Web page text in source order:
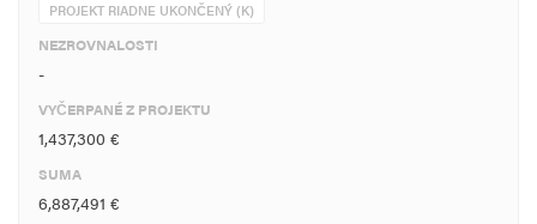
PROJEKT RIADNE UKONČENÝ (K)
NEZROVNALOSTI
-
VYČERPANÉ Z PROJEKTU
1,437,300 €
SUMA
6,887,491 €